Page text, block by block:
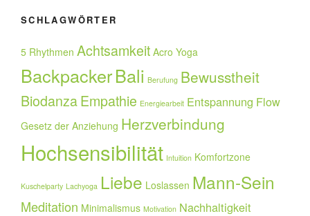
SCHLAGWÖRTER
5 Rhythmen Achtsamkeit Acro Yoga
BackpackerBali Berufung Bewusstheit
BiodanzaEmpathie Energiearbeit Entspannung Flow
Gesetz der Anziehung Herzverbindung
Hochsensibilität Intuition Komfortzone
Kuschelparty Lachyoga Liebe Loslassen Mann-Sein
Meditation Minimalismus Motivation Nachhaltigkeit